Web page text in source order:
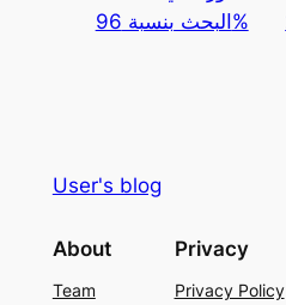
البحث بنسبة 96%
User's blog
About
Team
Privacy
Privacy Policy